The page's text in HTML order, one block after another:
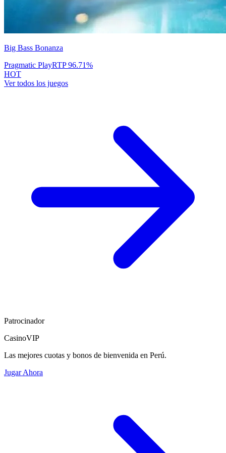
Big Bass Bonanza
Pragmatic PlayRTP96.71%
HOT
Ver todos los juegos
Patrocinador
CasinoVIP
Las mejores cuotas y bonos de bienvenida en Perú.
Jugar Ahora